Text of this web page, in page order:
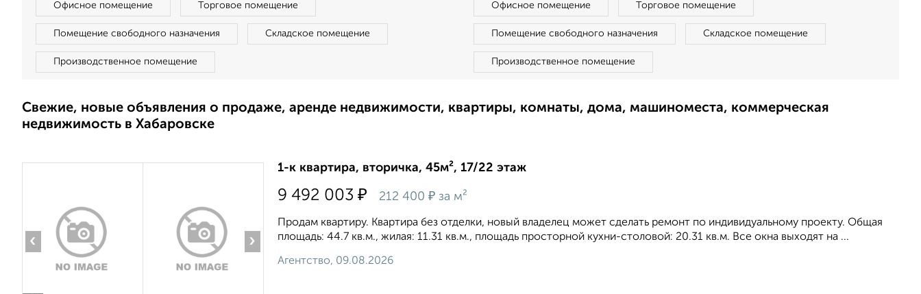
Офисное помещение Торговое помещение
Помещение свободного назначения Складское помещение
Производственное помещение
Офисное помещение Торговое помещение
Помещение свободного назначения Складское помещение
Производственное помещение
Свежие, новые объявления о продаже, аренде недвижимости, квартиры, комнаты, дома, машиноместа, коммерческая
недвижимость в Хабаровске
‹ ›
1-к квартира, вторичка, 45м², 17/22 этаж
9 492 003 ₽ 212 400 ₽ за м²
Продам квартиру. Квартира без отделки, новый владелец может сделать ремонт по индивидуальному проекту. Общая
площадь: 44.7 кв.м., жилая: 11.31 кв.м., площадь просторной кухни-столовой: 20.31 кв.м. Все окна выходят на ...
Агентство, 09.08.2026